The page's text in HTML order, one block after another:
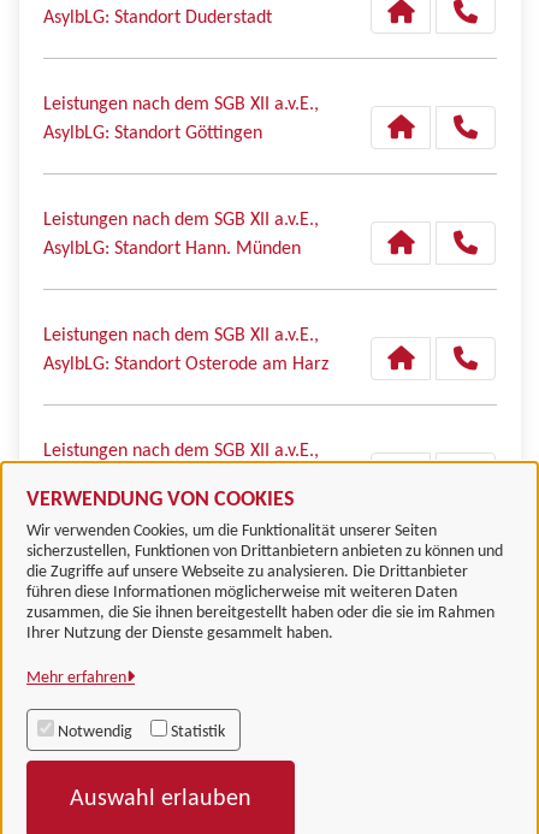
VERWENDUNG VON COOKIES
Wir verwenden Cookies, um die Funktionalität unserer Seiten
sicherzustellen, Funktionen von Drittanbietern anbieten zu können und
die Zugriffe auf unsere Webseite zu analysieren. Die Drittanbieter
führen diese Informationen möglicherweise mit weiteren Daten
zusammen, die Sie ihnen bereitgestellt haben oder die sie im Rahmen
Ihrer Nutzung der Dienste gesammelt haben.
Mehr erfahren
Notwendig Statistik
Auswahl erlauben
AsylbLG: Standort Duderstadt
Leistungen nach dem SGB XII a.v.E.,
AsylbLG: Standort Göttingen
Leistungen nach dem SGB XII a.v.E.,
AsylbLG: Standort Hann. Münden
Leistungen nach dem SGB XII a.v.E.,
AsylbLG: Standort Osterode am Harz
Leistungen nach dem SGB XII a.v.E.,
Landkreis Göttingen
Alle Rechte vorbehalten